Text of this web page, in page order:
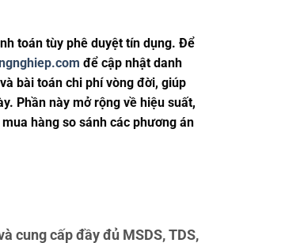
toán tùy phê duyệt tín dụng. Để
để cập nhật danh
bài toán chi phí vòng đời, giúp
Phần này mở rộng về hiệu suất,
hàng so sánh các phương án
cung cấp đầy đủ MSDS, TDS,